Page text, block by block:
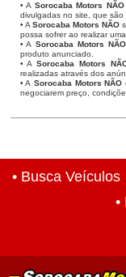
• A Sorocaba Motors NÃO
divulgadas no site, que
• A Sorocaba Motors NÃO
possa sofrer ao realizar
• A Sorocaba Motors NÃO
produto anunciado.
• ASorocaba Motors
realizadas através dos
• A Sorocaba Motors NÃO
negociarem preço,